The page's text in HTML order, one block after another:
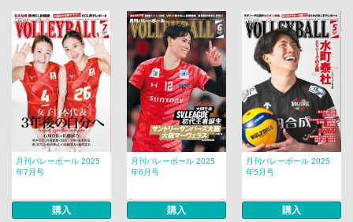
月刊バレーボール 2025
年7月号
購入
月刊バレーボール 2025
年6月号
購入
月刊バレーボール 2025
年5月号
購入